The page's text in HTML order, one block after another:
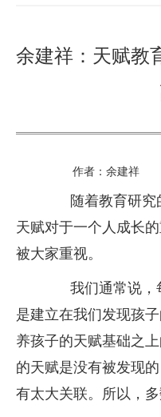
余建祥：天赋教
作者：余建祥
随着教育研究
天赋对于一个人成长
被大家重视。
我们通常说，
是建立在我们发现孩
养孩子的天赋基础之
的天赋是没有被发现
有太大关联。所以，